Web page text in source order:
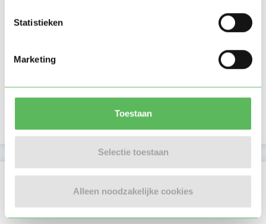
Statistieken
Marketing
Toestaan
Selectie toestaan
Alleen noodzakelijke cookies
Beoordelingen
Er zijn nog geen beoordelingen